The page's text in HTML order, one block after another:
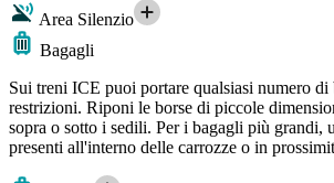
Area Silenzio
Bagagli
Sui treni ICE puoi portare qualsiasi numero di
restrizioni. Riponi le borse di piccole
sopra o sotto i sedili. Per i bagagli più grandi,
presenti all'interno delle carrozze o in